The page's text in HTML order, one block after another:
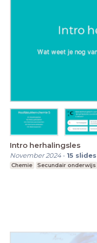
Intro herhalingsles
November 2024- 15 slides
Chemie Secundair onderwijs